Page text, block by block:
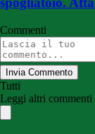
Commenti
Invia Commento
Tutti
Leggi altri commenti